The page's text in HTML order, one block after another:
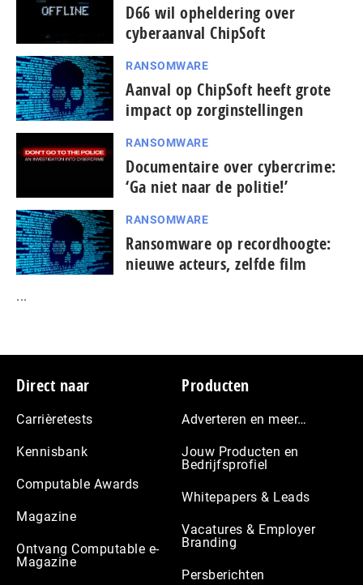
D66 wil opheldering over
cyberaanval ChipSoft
RANSOMWARE
Aanval op ChipSoft heeft grote
impact op zorg­in­stel­lin­gen
RANSOMWARE
Documentaire over cybercrime:
‘Ga niet naar de politie!’
RANSOMWARE
Ransomware op recordhoogte:
nieuwe acteurs, zelfde film
...
Footer
Direct naar
Carrièretests
Kennisbank
Computable Awards
Magazine
Ontvang Computable e-
Magazine
Producten
Adverteren en meer…
Jouw Producten en
Bedrijfsprofiel
Whitepapers & Leads
Vacatures & Employer
Branding
Persberichten